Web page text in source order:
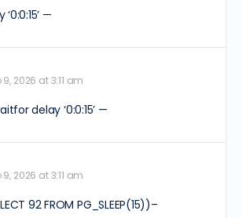
—
9, 2026 at 3:11 am
delay ‘0:0:15’ —
9, 2026 at 3:11 am
92 FROM PG_SLEEP(15))–